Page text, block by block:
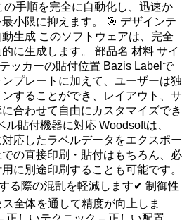
手順を完全に自動化し、迅速か
小限に抑えます。 🎯 デザインテ
生成 このソフトウェアは、完全
に生成します。 部品名 材料 サイ
ッカーの貼付位置 Bazis Labelで
プレートに加えて、ユーザーは独
することができ、レイアウト、サ
合わせて自由にカスタマイズでき
貼付機器に対応 Woodsoftは、
応したラベルデータをエクスポー
の直接印刷・貼付はもちろん、必
に別途印刷することも可能です。
る際の混乱を軽減します✔ 制御性
全体を通して精度が向上しま